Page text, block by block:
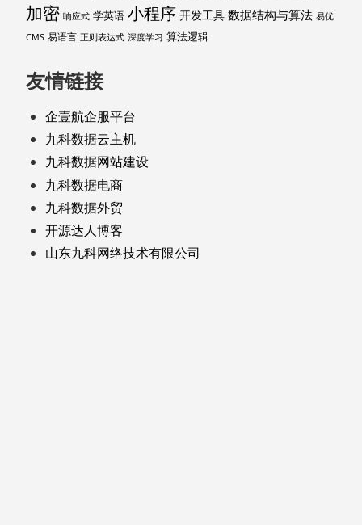
加密 响应式 学英语 小程序 开发工具 数据结构与算法 易优
CMS 易语言 正则表达式 深度学习 算法逻辑
友情链接
企壹航企服平台
九科数据云主机
九科数据网站建设
九科数据电商
九科数据外贸
开源达人博客
山东九科网络技术有限公司